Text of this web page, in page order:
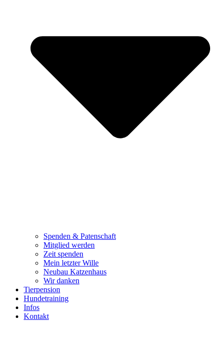
Spenden & Patenschaft
Mitglied werden
Zeit spenden
Mein letzter Wille
Neubau Katzenhaus
Wir danken
Tierpension
Hundetraining
Infos
Kontakt